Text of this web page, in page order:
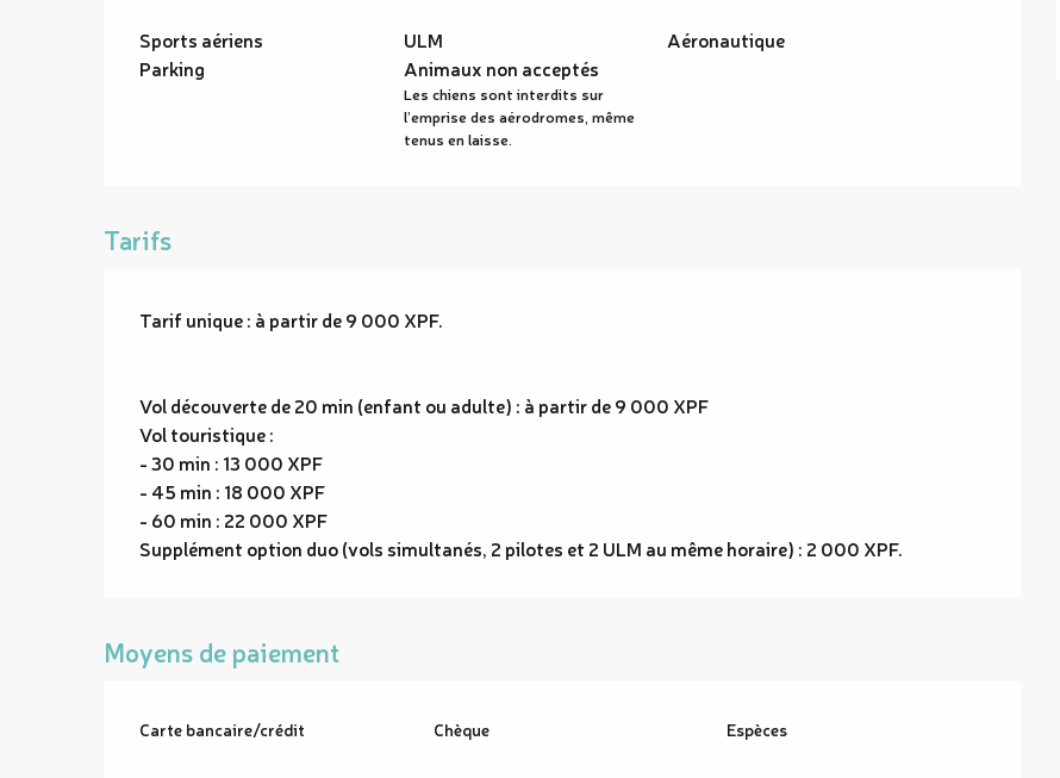
Sports aériens ULM
Aéronautique
Parking
Animaux non acceptés
Les chiens sont interdits sur
l’emprise des aérodromes, même
tenus en laisse.
Tarifs
Tarif unique : à partir de 9 000 XPF.
Vol découverte de 20 min (enfant ou adulte) : à partir de 9 000 XPF
Vol touristique :
- 30 min : 13 000 XPF
- 45 min : 18 000 XPF
- 60 min : 22 000 XPF
Supplément option duo (vols simultanés, 2 pilotes et 2 ULM au même horaire) : 2 000 XPF.
Moyens de paiement
Carte bancaire/crédit Chèque Espèces